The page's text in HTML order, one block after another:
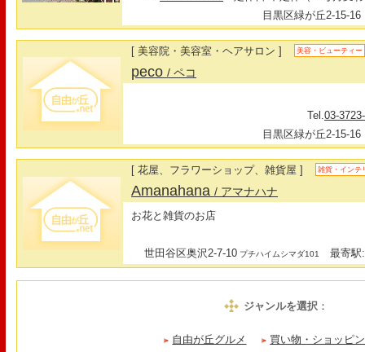
目黒区緑が丘2-15-16
[ 美容院・美容室・ヘアサロン ] 美容・ビューティー
peco/ ペコ
Tel.03-
目黒区緑が丘2-15-16
[ 花屋、フラワーショップ、雑貨屋 ] 雑貨・インテ
Amanahana/ アマナハナ
お花と雑貨のお店
世田谷区奥沢2-7-10 プチハイムシマダ101 最寄駅:
ジャンルを選択：
自由が丘グルメ 買い物・ショッピ